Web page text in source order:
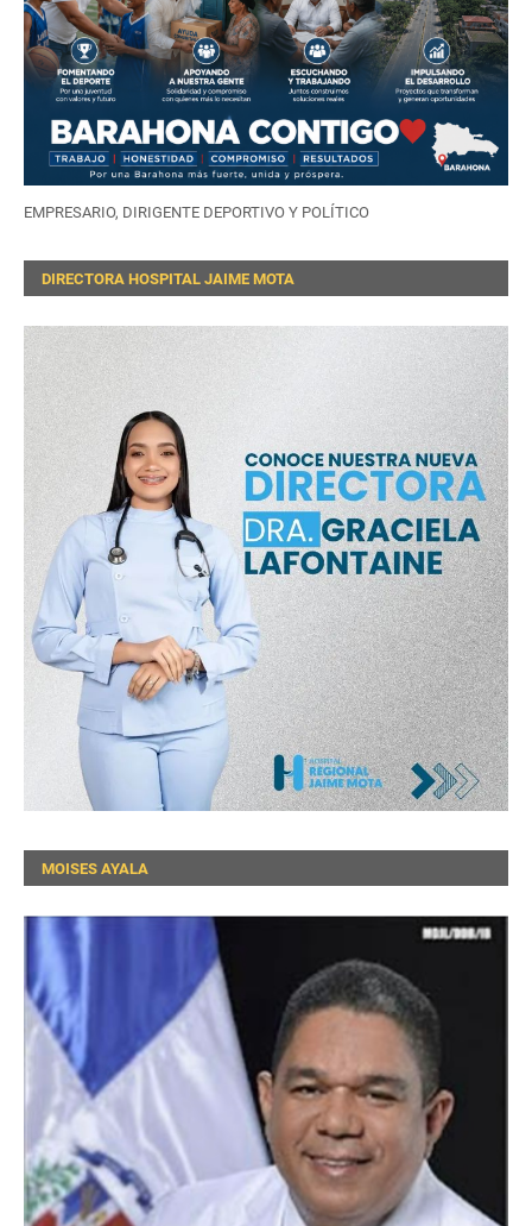
EMPRESARIO, DIRIGENTE DEPORTIVO Y POLÍTICO
DIRECTORA HOSPITAL JAIME MOTA
MOISES AYALA